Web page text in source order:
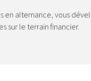
en alternance, vous
sur le terrain financier.